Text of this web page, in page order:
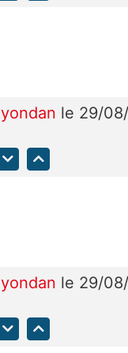
yondan le 29/
yondan le 29/